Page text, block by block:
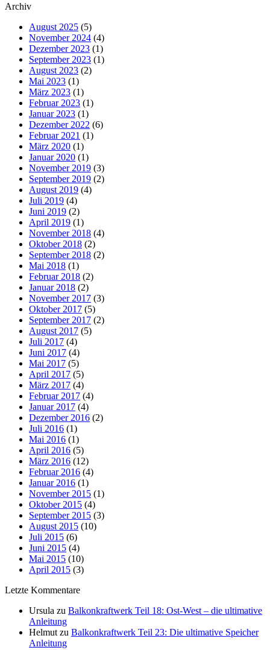
Archiv
August 2025 (5)
November 2024 (4)
Dezember 2023 (1)
September 2023 (1)
August 2023 (2)
Mai 2023 (1)
März 2023 (1)
Februar 2023 (1)
Januar 2023 (1)
Dezember 2022 (6)
Februar 2021 (1)
März 2020 (1)
Januar 2020 (1)
November 2019 (3)
September 2019 (2)
August 2019 (4)
Juli 2019 (4)
Juni 2019 (2)
April 2019 (1)
November 2018 (4)
Oktober 2018 (2)
September 2018 (2)
Mai 2018 (1)
Februar 2018 (2)
Januar 2018 (2)
November 2017 (3)
Oktober 2017 (5)
September 2017 (2)
August 2017 (5)
Juli 2017 (4)
Juni 2017 (4)
Mai 2017 (5)
April 2017 (5)
März 2017 (4)
Februar 2017 (4)
Januar 2017 (4)
Dezember 2016 (2)
Juli 2016 (1)
Mai 2016 (1)
April 2016 (5)
März 2016 (12)
Februar 2016 (4)
Januar 2016 (1)
November 2015 (1)
Oktober 2015 (4)
September 2015 (3)
August 2015 (10)
Juli 2015 (6)
Juni 2015 (4)
Mai 2015 (10)
April 2015 (3)
Letzte Kommentare
Ursula zu Balkonkraftwerk Teil 18: Ost-West – die ultimative
Anleitung
Helmut zu Balkonkraftwerk Teil 23: Die ultimative Speicher
Anleitung